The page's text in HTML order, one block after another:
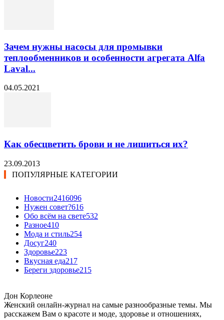
Зачем нужны насосы для промывки
теплообменников и особенности агрегата Alfa
Laval...
04.05.2021
Как обесцветить брови и не лишиться их?
23.09.2013
ПОПУЛЯРНЫЕ КАТЕГОРИИ
Новости2416096
Нужен совет?616
Обо всём на свете532
Разное410
Мода и стиль254
Досуг240
Здоровье223
Вкусная еда217
Береги здоровье215
Дон Корлеоне
Женский онлайн-журнал на самые разнообразные темы. Мы
расскажем Вам о красоте и моде, здоровье и отношениях,